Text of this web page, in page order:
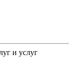
и услуг